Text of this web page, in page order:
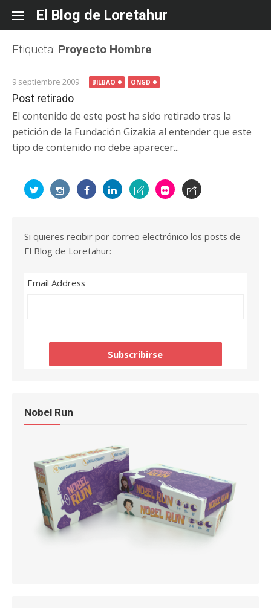
content
El Blog de Loretahur
Etiqueta: Proyecto Hombre
9 septiembre 2009 BILBAO ONGD
Post retirado
El contenido de este post ha sido retirado tras la
petición de la Fundación Gizakia al entender que este
tipo de contenido no debe aparecer...
Si quieres recibir por correo electrónico los posts de
El Blog de Loretahur:
Email Address
Nobel Run